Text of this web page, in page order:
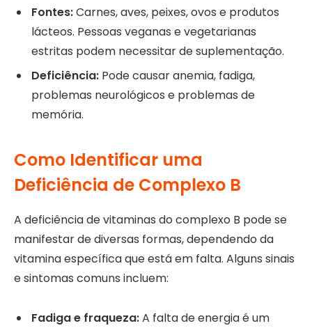
Fontes:Carnes, aves, peixes, ovos e produtos
lácteos. Pessoas veganas e vegetarianas
estritas podem necessitar de suplementação.
Deficiência: Pode causar anemia, fadiga,
problemas neurológicos e problemas de
memória.
Como Identificar uma
Deficiência de Complexo B
A deficiência de vitaminas do complexo B pode se
manifestar de diversas formas, dependendo da
vitamina específica que está em falta. Alguns sinais
e sintomas comuns incluem:
Fadiga e fraqueza:A falta de energia é um